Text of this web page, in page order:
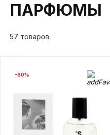
ПАРФЮМЫ
57 товаров
-60%